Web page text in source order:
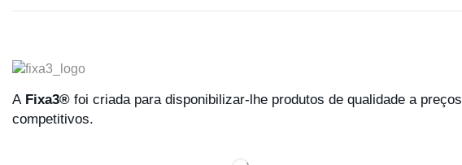
A Fixa3® foi criada para disponibilizar-lhe produtos de qualidade a preços
competitivos.